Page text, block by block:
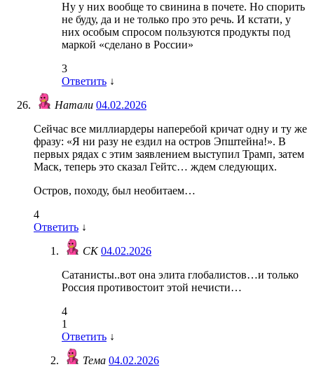
Ну у них вообще то свинина в почете. Но спорить
не буду, да и не только про это речь. И кстати, у
них особым спросом пользуются продукты под
маркой «сделано в России»
3
Ответить ↓
Натали 04.02.2026
Сейчас все миллиардеры наперебой кричат одну и ту же
фразу: «Я ни разу не ездил на остров Эпштейна!». В
первых рядах с этим заявлением выступил Трамп, затем
Маск, теперь это сказал Гейтс… ждем следующих.
Остров, походу, был необитаем…
4
Ответить ↓
СК04.02.2026
Сатанисты..вот она элита глобалистов…и только
Россия противостоит этой нечисти…
4
1
Ответить ↓
Тема 04.02.2026